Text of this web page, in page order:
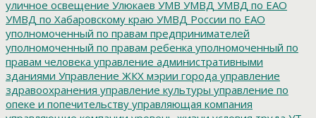
уличное освещение Улюкаев УМВ УМВД УМВД по ЕАО
УМВД по Хабаровскому краю УМВД России по ЕАО
уполномоченный по правам предпринимателей
уполномоченный по правам ребенка уполномоченный по
правам человека управление административными
зданиями Управление ЖКХ мэрии города управление
здравоохранения управление культуры управление по
опеке и попечительству управляющая компания